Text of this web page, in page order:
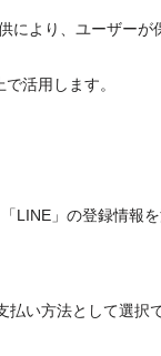
により、ユーザー
活用します。
LINE」の登録情報
い方法として選択